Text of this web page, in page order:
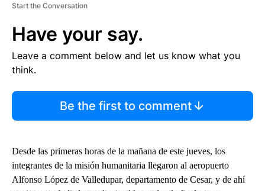
Start the Conversation
Have your say.
Leave a comment below and let us know what you
think.
Be the first to comment
Desde las primeras horas de la mañana de este jueves, los
integrantes de la misión humanitaria llegaron al aeropuerto
Alfonso López de Valledupar, departamento de Cesar, y de ahí